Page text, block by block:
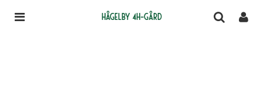
Hågelby 4H-gård